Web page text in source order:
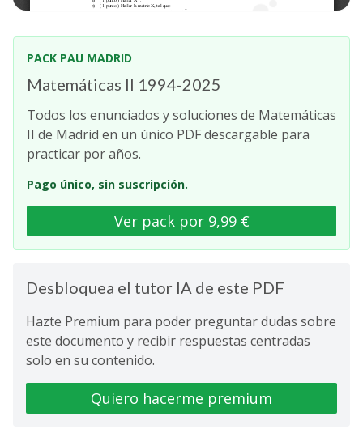
PACK PAU MADRID
Matemáticas II 1994-2025
Todos los enunciados y soluciones de Matemáticas
II de Madrid en un único PDF descargable para
practicar por años.
Pago único, sin suscripción.
Ver pack por 9,99 €
Desbloquea el tutor IA de este PDF
Hazte Premium para poder preguntar dudas sobre
este documento y recibir respuestas centradas
solo en su contenido.
Quiero hacerme premium